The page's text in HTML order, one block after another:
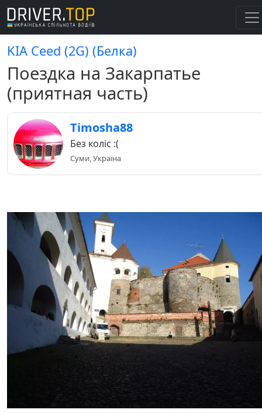
KIA Ceed (2G) (Белка)
Поездка на Закарпатье
(приятная часть)
Timosha88
Без коліс :(
Суми, Україна